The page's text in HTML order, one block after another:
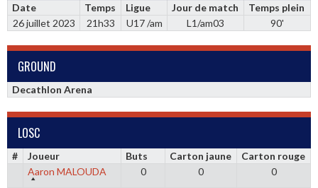
Date Temps Ligue Jour de match
Temps plein
26 juillet 2023
21h33 U17 /am L1/am03 90'
GROUND
Decathlon Arena
LOSC
# Joueur Buts Carton jaune
Carton rouge
Aaron MALOUDA
0 0
0